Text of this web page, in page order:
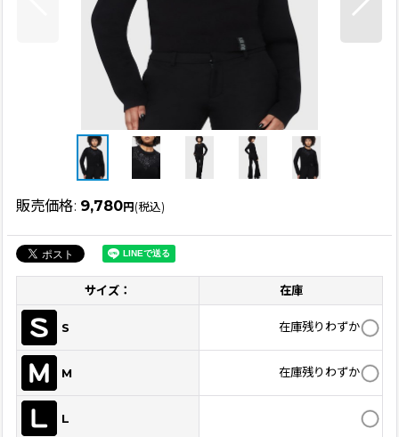
販売価格: 9,780円 (税込)
サイズ： 在庫
S 在庫残りわずか
M 在庫残りわずか
L